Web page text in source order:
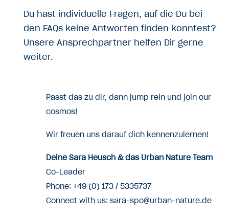
Du hast individuelle Fragen, auf die Du bei
den FAQs keine Antworten finden konntest?
Unsere Ansprechpartner helfen Dir gerne
weiter.
Passt das zu dir, dann jump rein und join our
cosmos!
Wir freuen uns darauf dich kennenzulernen!
Deine Sara Heusch & das Urban Nature Team
Co-Leader
Phone: +49 (0) 173 / 5335737
Connect with us: sara-spo@urban-nature.de